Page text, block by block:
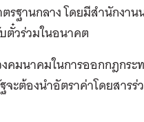
รฐานกลาง โดยมีสำนักงา
ตั๋วร่วมในอนาคต
คมนาคมในการออกกฎกระ
ะต้องนำอัตราค่าโดยสารร่